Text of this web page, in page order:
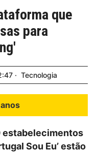
que
para
Tecnologia
estabelecimentos
Sou Eu’ estão